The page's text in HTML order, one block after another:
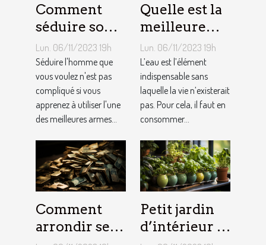
Comment
séduire son
homme ?
Lun. 06/11/2023 19h
Séduire l'homme que
vous voulez n'est pas
compliqué si vous
apprenez à utiliser l'une
des meilleures armes...
Quelle est la
meilleure
quantité
d’eau qu’il
faut au
quotidien ?
Lun. 06/11/2023 19h
L’eau est l’élément
indispensable sans
laquelle la vie n’existerait
pas. Pour cela, il faut en
consommer...
Comment
arrondir ses
Petit jardin
d’intérieur :